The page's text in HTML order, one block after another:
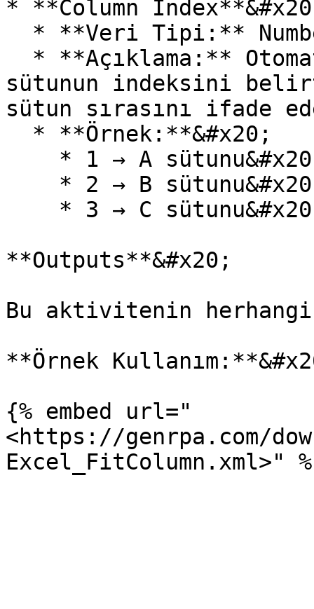
* **Column
sütunun indeksini
sütun sırasını ifade
**Outputs**&#x20;
Bu aktivitenin
**Örnek
{% embed url="
<https://genrpa.com/